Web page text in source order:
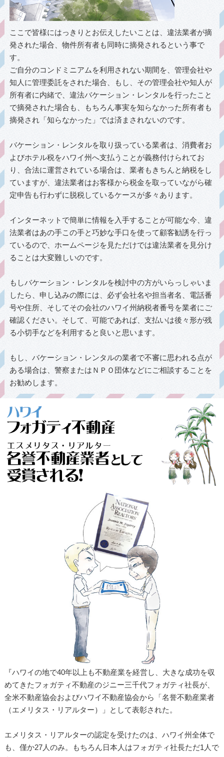
ここで皆様にはっきりとお伝えしたいことは、違法業者が摘
発された場合、物件所有者も同時に摘発されるという事で
す。
ご自分のコンドミニアムを利用されない期間を、管理会社や
知人に管理委託をされた場合、もし、その管理会社や知人が
所有者に内緒で、違法バケーション・レンタルを行ったこと
で摘発された場合も、もちろん事実を知らなかった所有者も
摘発され「知らなかった」では済まされないのです。
バケーション・レンタルを取り扱っている業者は、消費者お
よびホテル税をハワイ州へ支払うことが義務付けられてお
り、合法に運営されている場合は、業者もきちんと納税をし
ていますが、違法業者はお客様から税金を取っていながら確
定申告も行わずに脱税しているケースが多々あります。
インターネットで簡単に情報を入手することが可能な今、違
法業者はあの手この手と巧妙な手口を使って顧客勧誘を行っ
ているので、ホームページを見ただけでは違法業者を見分け
ることは大変難しいのです。
もしバケーション・レンタルを検討中の方がいらっしゃいま
したら、申し込みの際には、必ず会社名や担当者名、電話番
号や住所、そしてその会社のハワイ州納税者番号を業者にご
確認ください。そして、可能であれば、支払いは後々形が残
る小切手などを利用すると良いと思います。
もし、バケーション・レンタルの業者で不審に思われる点が
ある場合は、警察またはＮＰＯ団体などにご相談することを
お勧めします。
『ハワイの地で40年以上も不動産業を経営し、大きな成功を収
めてきたフォガティ不動産のジニー三千代フォガティ社長が、
全米不動産協会およびハワイ不動産協会から「名誉不動産業者
（エメリタス・リアルター）」として表彰された。
エメリタス・リアルターの認定を受けたのは、ハワイ州全体で
も、僅か27人のみ。もちろん日本人はフォガティ社長ただ1人で